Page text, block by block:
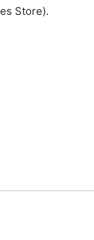
Store).